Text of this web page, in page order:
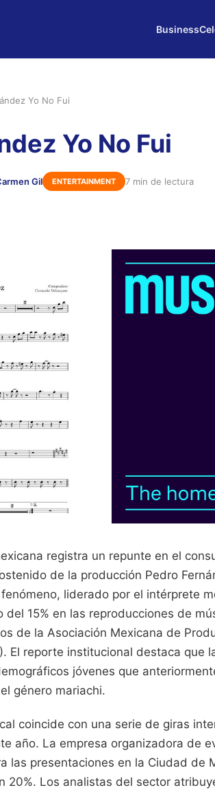
Business
Yo No Fui
Yo No Fui
Gil ENTERTAINMENT 7 min de lectura
registra un repunte en el
de la producción Pedro
liderado por el intérprete
del 15% en las reproducciones de
de la Asociación Mexicana de
). El reporte institucional destaca que
jóvenes que
género mariachi.
coincide con una serie de giras
año. La empresa organizadora de
las presentaciones en la Ciudad de
20%. Los analistas del sector